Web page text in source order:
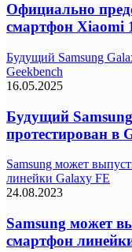
Официально
смартфон Xiaomi
Будущий Samsung
Geekbench
16.05.2025
Будущий
протестирован в
Samsung может
линейки Galaxy FE
24.08.2023
Samsung может
смартфон